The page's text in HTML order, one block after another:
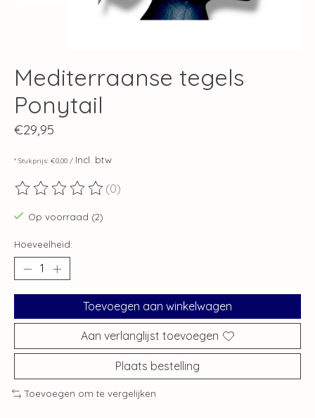
Mediterraanse tegels
Ponytail
€29,95
* Stukprijs: €0,00 / Incl. btw
De beoordeling van dit product is
(0)
Op voorraad (2)
Hoeveelheid:
Toevoegen aan winkelwagen
Aan verlanglijst toevoegen
Plaats bestelling
Toevoegen om te vergelijken